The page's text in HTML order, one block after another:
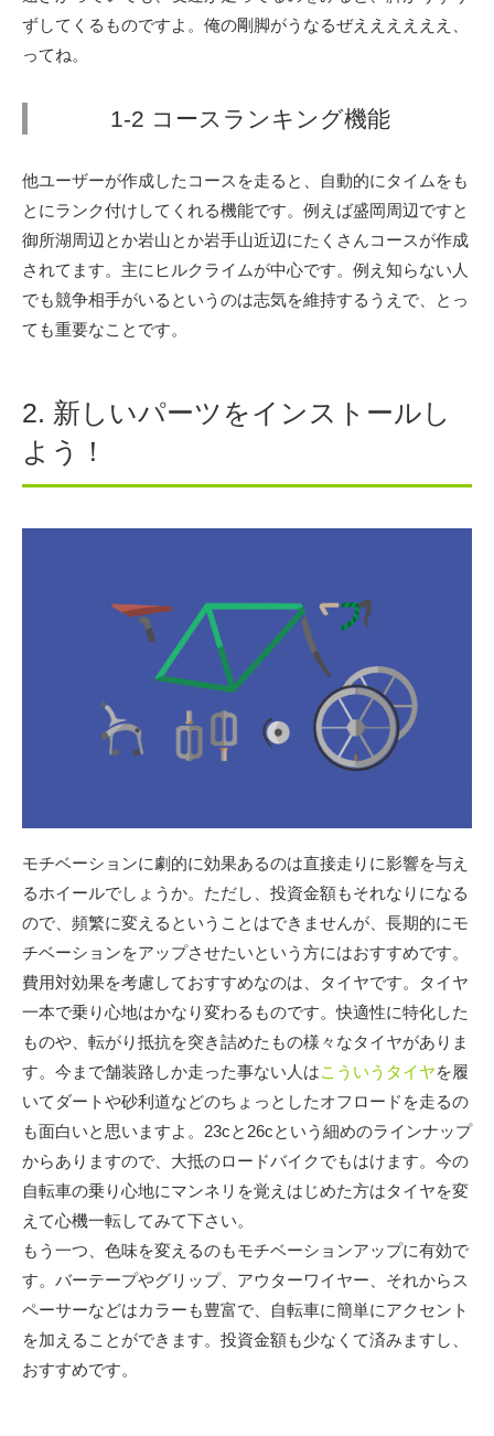
ずしてくるものですよ。俺の剛脚がうなるぜええええええ、
ってね。
1-2 コースランキング機能
他ユーザーが作成したコースを走ると、自動的にタイムをも
とにランク付けしてくれる機能です。例えば盛岡周辺ですと
御所湖周辺とか岩山とか岩手山近辺にたくさんコースが作成
されてます。主にヒルクライムが中心です。例え知らない人
でも競争相手がいるというのは志気を維持するうえで、とっ
ても重要なことです。
2. 新しいパーツをインストールし
よう！
モチベーションに劇的に効果あるのは直接走りに影響を与え
るホイールでしょうか。ただし、投資金額もそれなりになる
ので、頻繁に変えるということはできませんが、長期的にモ
チベーションをアップさせたいという方にはおすすめです。
費用対効果を考慮しておすすめなのは、タイヤです。タイヤ
一本で乗り心地はかなり変わるものです。快適性に特化した
ものや、転がり抵抗を突き詰めたもの様々なタイヤがありま
す。今まで舗装路しか走った事ない人はこういうタイヤを履
いてダートや砂利道などのちょっとしたオフロードを走るの
も面白いと思いますよ。23cと26cという細めのラインナップ
からありますので、大抵のロードバイクでもはけます。今の
自転車の乗り心地にマンネリを覚えはじめた方はタイヤを変
えて心機一転してみて下さい。
もう一つ、色味を変えるのもモチベーションアップに有効で
す。バーテープやグリップ、アウターワイヤー、それからス
ペーサーなどはカラーも豊富で、自転車に簡単にアクセント
を加えることができます。投資金額も少なくて済みますし、
おすすめです。